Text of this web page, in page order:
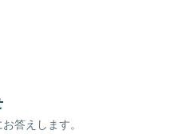
答えします。